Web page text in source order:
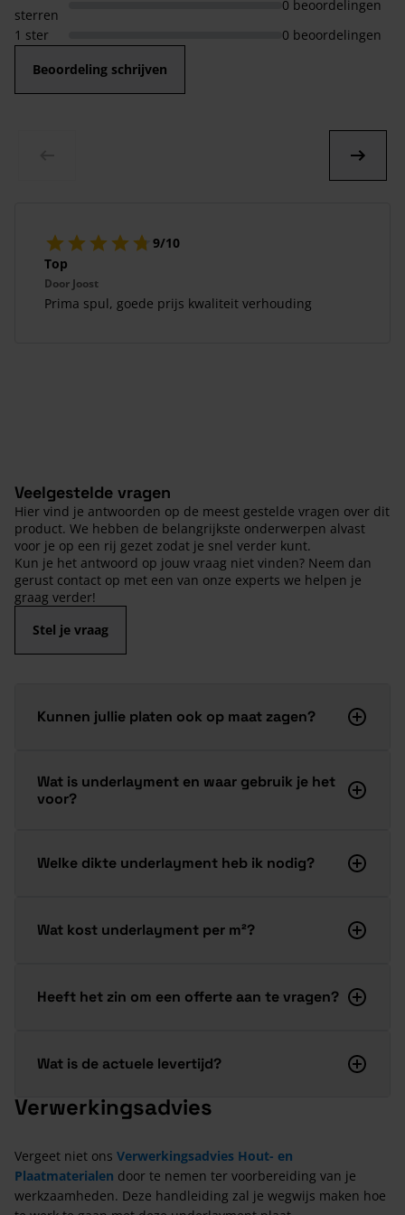
sterren
0 beoordelingen
1 ster
0 beoordelingen
Beoordeling schrijven
9/10
Top
Door Joost
Prima spul, goede prijs kwaliteit verhouding
Veelgestelde vragen
Hier vind je antwoorden op de meest gestelde vragen over dit
product. We hebben de belangrijkste onderwerpen alvast
voor je op een rij gezet zodat je snel verder kunt.
Kun je het antwoord op jouw vraag niet vinden? Neem dan
gerust contact op met een van onze experts we helpen je
graag verder!
Stel je vraag
Kunnen jullie platen ook op maat zagen?
Wat is underlayment en waar gebruik je het
voor?
Welke dikte underlayment heb ik nodig?
Wat kost underlayment per m²?
Heeft het zin om een offerte aan te vragen?
Wat is de actuele levertijd?
Verwerkingsadvies
Vergeet niet ons Verwerkingsadvies Hout- en
Plaatmaterialen door te nemen ter voorbereiding van je
werkzaamheden. Deze handleiding zal je wegwijs maken hoe